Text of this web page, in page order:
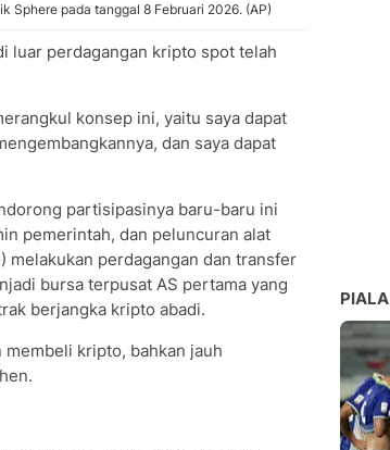
Sphere pada tanggal 8 Februari 2026. (AP)
luar perdagangan kripto spot telah
konsep ini, yaitu saya dapat
dan saya dapat
partisipasinya baru-baru ini
pemerintah, dan peluncuran alat
perdagangan dan transfer
bursa terpusat AS pertama yang
berjangka kripto abadi.
membeli kripto, bahkan jauh